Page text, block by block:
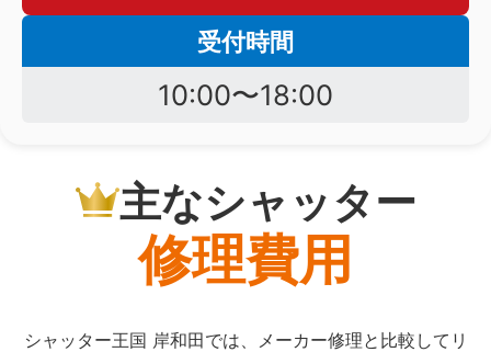
受付時間
10:00〜18:00
主なシャッター
修理費用
シャッター王国 岸和田では、メーカー修理と比較してリ